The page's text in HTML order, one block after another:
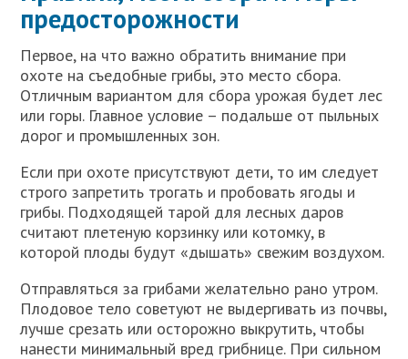
предосторожности
Первое, на что важно обратить внимание при
охоте на съедобные грибы, это место сбора.
Отличным вариантом для сбора урожая будет лес
или горы. Главное условие – подальше от пыльных
дорог и промышленных зон.
Если при охоте присутствуют дети, то им следует
строго запретить трогать и пробовать ягоды и
грибы. Подходящей тарой для лесных даров
считают плетеную корзинку или котомку, в
которой плоды будут «дышать» свежим воздухом.
Отправляться за грибами желательно рано утром.
Плодовое тело советуют не выдергивать из почвы,
лучше срезать или осторожно выкрутить, чтобы
нанести минимальный вред грибнице. При сильном